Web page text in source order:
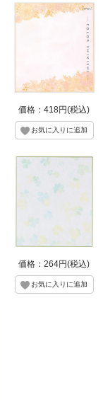
価格：418円(税込)
価格：264円(税込)